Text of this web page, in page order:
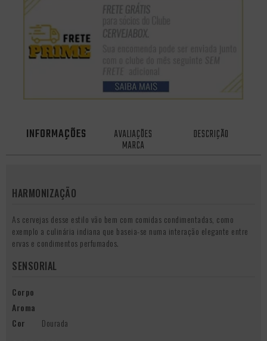
INFORMAÇÕES AVALIAÇÕES DESCRIÇÃO
MARCA
HARMONIZAÇÃO
As cervejas desse estilo vão bem com comidas condimentadas, como
exemplo a culinária indiana que baseia-se numa interação elegante entre
ervas e condimentos perfumados.
SENSORIAL
Corpo
Aroma
Cor
Dourada